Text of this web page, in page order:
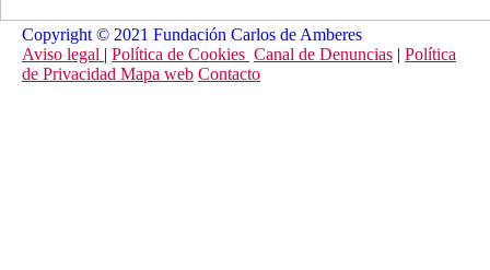
Copyright © 2021 Fundación Carlos de Amberes
Aviso legal | Política de Cookies Canal de Denuncias | Política
de Privacidad Mapa web Contacto